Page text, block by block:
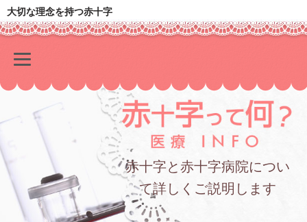
大切な理念を持つ赤十字
赤十字と赤十字病院につい
て詳しくご説明します